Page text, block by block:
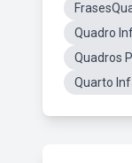
Quadro
Quadros
Quarto